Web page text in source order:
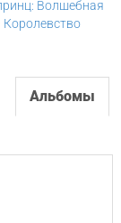
Волшебная
Альбомы